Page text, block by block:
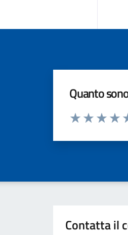
Quanto
Valuta da 1 a 5
Contatta il